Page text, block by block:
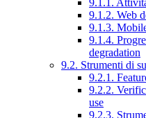
9.1.1.
9.1.2. Web
9.1.3.
9.1.4.
degradation
9.2. Strumenti di
9.2.1.
9.2.2.
use
9.2.3.